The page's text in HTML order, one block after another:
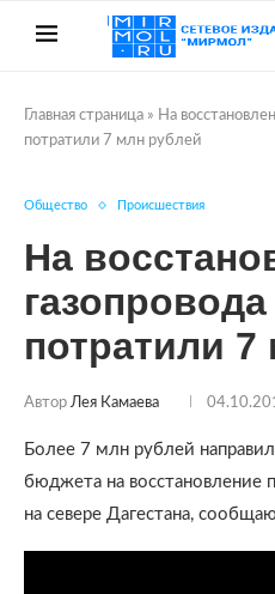
Главная страница » На
потратили 7 млн рублей
Общество Происшествия
На
потратили
Автор Лея Камаева
Более 7 млн рублей
бюджета на восстановление
на севере Дагестана,